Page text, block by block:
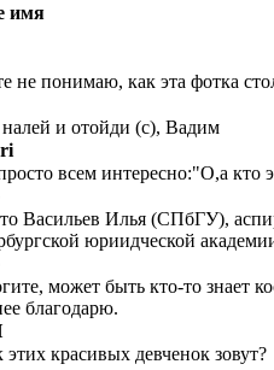
имя
не понимаю, как эта фотка
и отойди (с), Вадим
всем интересно:"О,а кто
Васильев Илья (СПбГУ),
юриидческой
может быть кто-то знает
благодарю.
этих красивых девченок зовут?